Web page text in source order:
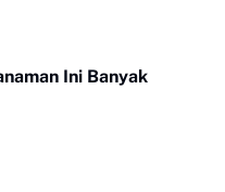
Ini Banyak